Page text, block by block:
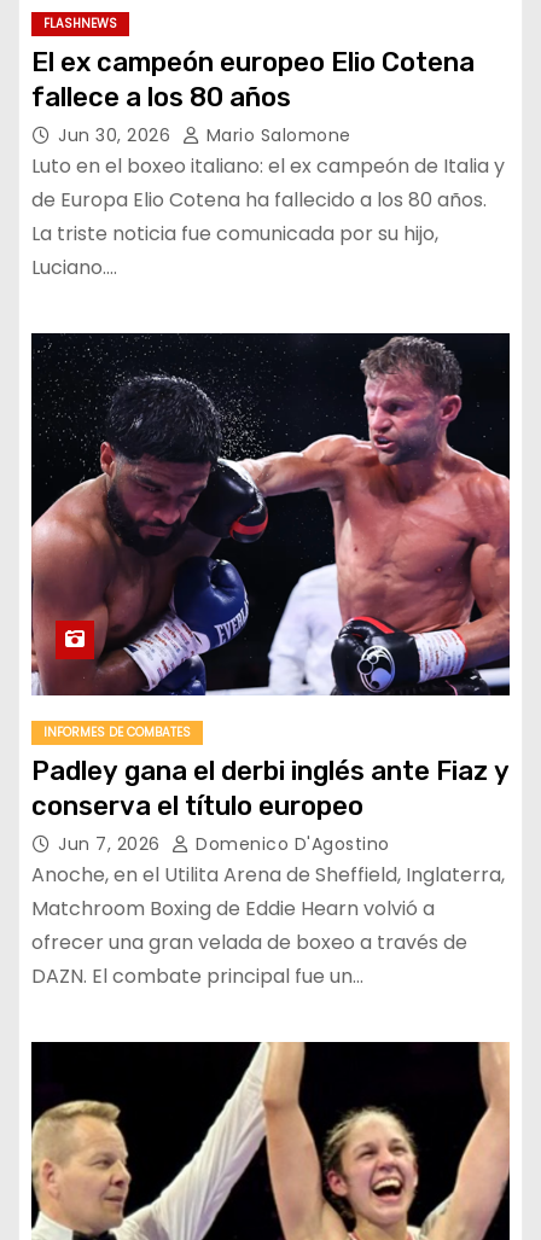
FLASHNEWS
El ex campeón europeo Elio Cotena
fallece a los 80 años
Jun 30, 2026 Mario Salomone
Luto en el boxeo italiano: el ex campeón de Italia y
de Europa Elio Cotena ha fallecido a los 80 años.
La triste noticia fue comunicada por su hijo,
Luciano.…
INFORMES DE COMBATES
Padley gana el derbi inglés ante Fiaz y
conserva el título europeo
Jun 7, 2026 Domenico D'Agostino
Anoche, en el Utilita Arena de Sheffield, Inglaterra,
Matchroom Boxing de Eddie Hearn volvió a
ofrecer una gran velada de boxeo a través de
DAZN. El combate principal fue un…